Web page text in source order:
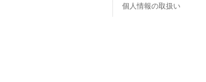
個人情報の取扱い